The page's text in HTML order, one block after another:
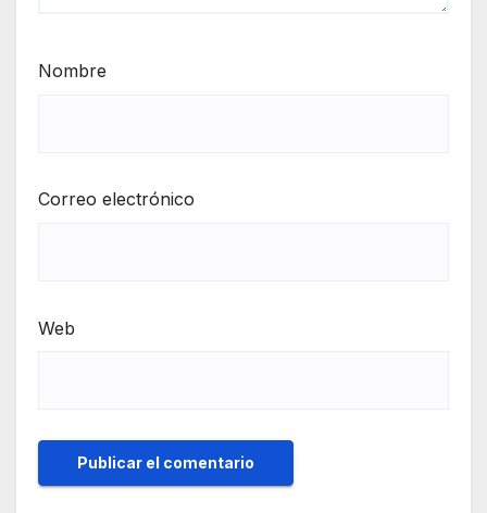
Nombre
Correo electrónico
Web